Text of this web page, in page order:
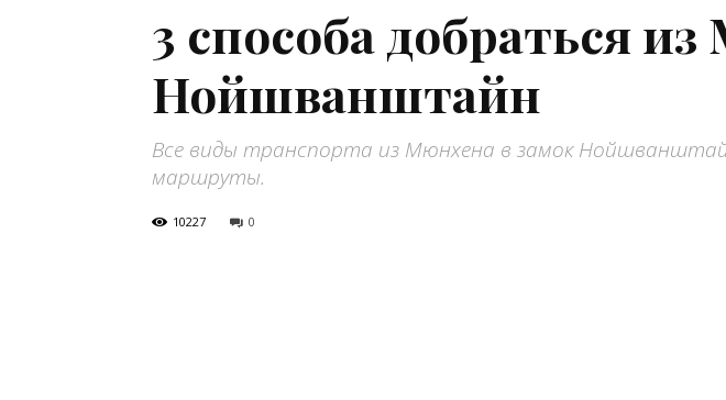
3 способа добраться
Нойшванштайн
Все виды транспорта из Мюнхена в замок
маршруты.
10227 0